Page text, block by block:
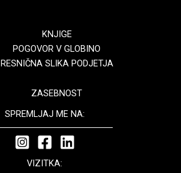
KNJIGE
POGOVOR V GLOBINO
RESNIČNA SLIKA PODJETJA
ZASEBNOST
SPREMLJAJ ME NA:
VIZITKA: